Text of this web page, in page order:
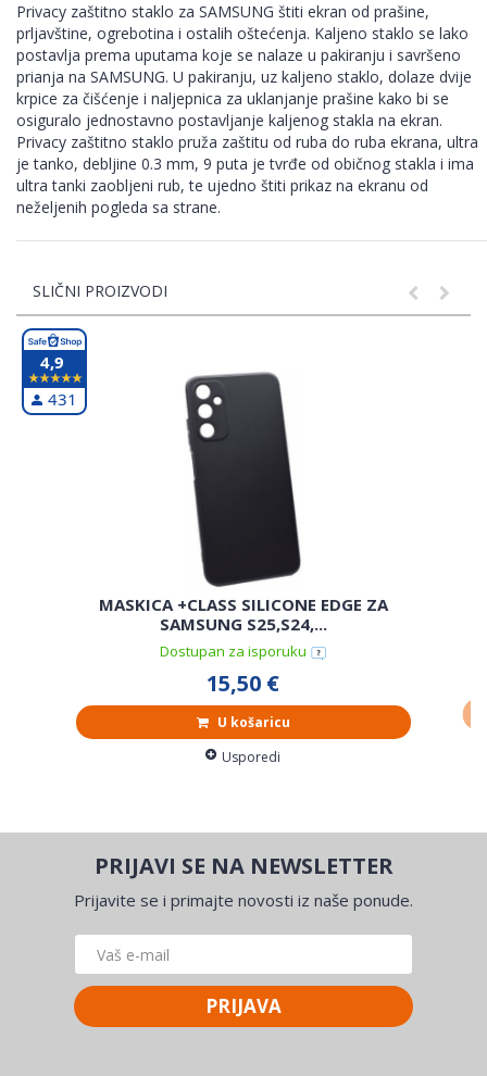
Privacy zaštitno staklo za SAMSUNG štiti ekran od prašine,
prljavštine, ogrebotina i ostalih oštećenja. Kaljeno staklo se lako
postavlja prema uputama koje se nalaze u pakiranju i savršeno
prianja na SAMSUNG. U pakiranju, uz kaljeno staklo, dolaze dvije
krpice za čišćenje i naljepnica za uklanjanje prašine kako bi se
osiguralo jednostavno postavljanje kaljenog stakla na ekran.
Privacy zaštitno staklo pruža zaštitu od ruba do ruba ekrana, ultra
je tanko, debljine 0.3 mm, 9 puta je tvrđe od običnog stakla i ima
ultra tanki zaobljeni rub, te ujedno štiti prikaz na ekranu od
neželjenih pogleda sa strane.
SLIČNI PROIZVODI
MASKICA +CLASS SILICONE EDGE ZA
SAMSUNG S25,S24,...
Dostupan za isporuku
15,50 €
U košaricu
Usporedi
PRIJAVI SE NA NEWSLETTER
Prijavite se i primajte novosti iz naše ponude.
PRIJAVA
4,9
431